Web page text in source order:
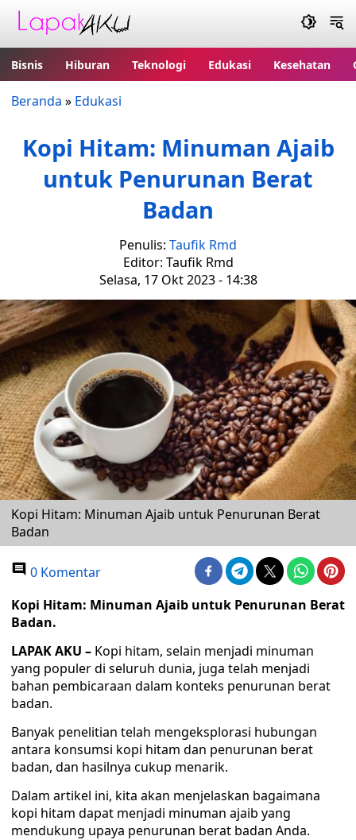
Bisnis Hiburan Teknologi Edukasi Kesehatan
Beranda » Edukasi
Kopi Hitam: Minuman Ajaib
untuk Penurunan Berat
Badan
Penulis: Taufik Rmd
Editor: Taufik Rmd
Selasa, 17 Okt 2023 - 14:38
Kopi Hitam: Minuman Ajaib untuk Penurunan Berat
Badan
0 Komentar
Kopi Hitam: Minuman Ajaib untuk Penurunan Berat
Badan.
LAPAK AKU – Kopi hitam, selain menjadi minuman
yang populer di seluruh dunia, juga telah menjadi
bahan pembicaraan dalam konteks penurunan berat
badan.
Banyak penelitian telah mengeksplorasi hubungan
antara konsumsi kopi hitam dan penurunan berat
badan, dan hasilnya cukup menarik.
Dalam artikel ini, kita akan menjelaskan bagaimana
kopi hitam dapat menjadi minuman ajaib yang
mendukung upaya penurunan berat badan Anda.